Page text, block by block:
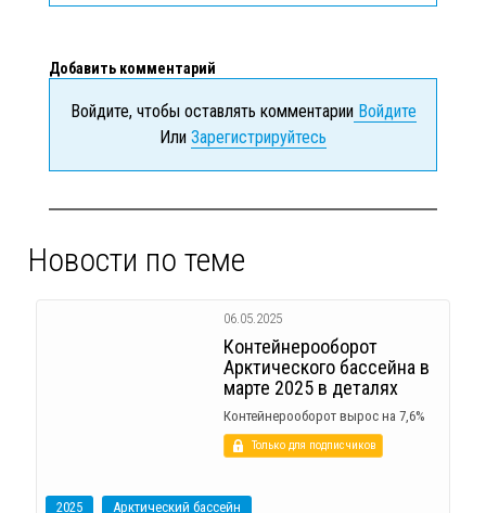
Добавить комментарий
Войдите, чтобы оставлять комментарииВойдите
Или Зарегистрируйтесь
Новости по теме
06.05.2025
Контейнерооборот
Арктического бассейна в
марте 2025 в деталях
Контейнерооборот вырос на 7,6%
Только для подписчиков
2025 Арктический бассейн